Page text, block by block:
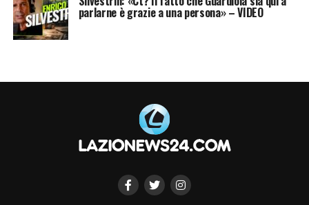
parlarne è grazie a una persona» – VIDEO